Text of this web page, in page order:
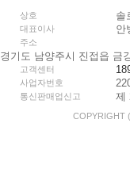
상호 솔
대표이사 안
주소
경기도 남양주시 진접읍 금
고객센터
사업자번호
통신판매업신고 제
COPYRIGHT